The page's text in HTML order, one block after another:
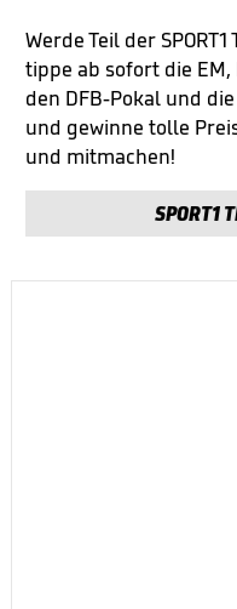
Werde Teil der
tippe ab sofort die EM,
den DFB-Pokal und
und gewinne tolle
und mitmachen!
SPORT1